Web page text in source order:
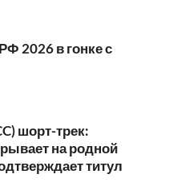
2026 в гонке с
шорт-трек:
на родной
титул